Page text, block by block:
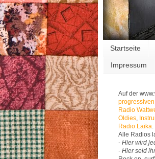
Startseite
Impressum
Auf der
Radio
Oldies
Radio Laika
Alle Radios
- Hier wird
- Hier seid